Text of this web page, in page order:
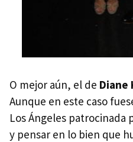
O mejor aún, el de Diane
Aunque en este caso
Los Ángeles patrocinada
y pensar en lo bien que